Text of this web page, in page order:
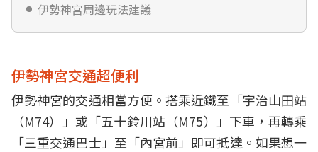
伊勢神宮周邊玩法建議
伊勢神宮交通超便利
伊勢神宮的交通相當方便。搭乘近鐵至「宇治山田站
（M74）」或「五十鈴川站（M75）」下車，再轉乘
「三重交通巴士」至「內宮前」即可抵達。如果想一